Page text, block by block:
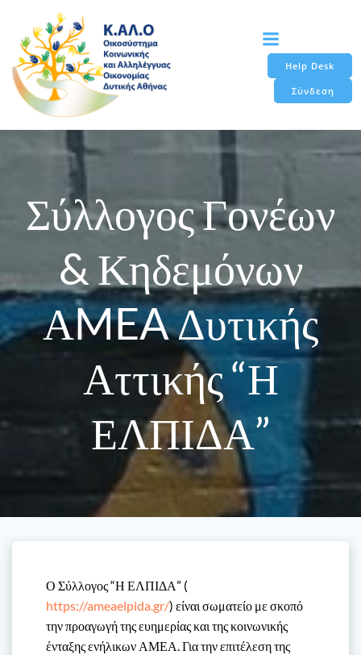
Help Desk
Σύνδεση
Σύλλογος Γονέων
& Κηδεμόνων
ΑMEA Δυτικής
Αττικής “Η
ΕΛΠΙΔΑ”
Ο Σύλλογος “Η ΕΛΠΙΔΑ” (
https://ameaelpida.gr/) είναι σωματείο με σκοπό
την προαγωγή της ευημερίας και της κοινωνικής
ένταξης ενήλικων ΑΜΕΑ. Για την επιτέλεση της